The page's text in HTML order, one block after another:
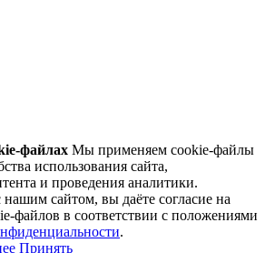
файлах Мы применяем cookie-файлы
использования сайта,
и проведения аналитики.
сайтом, вы даёте согласие на
файлов в соответствии с положениями
.
Принять